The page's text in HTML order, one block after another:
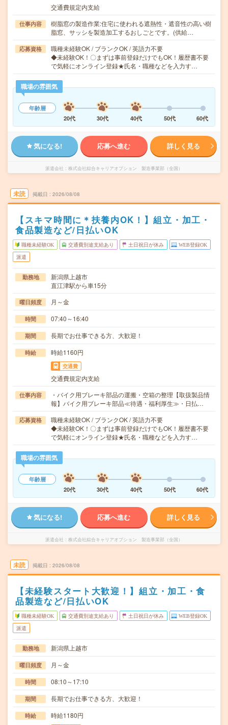
交通費規定内支給
仕事内容
樹脂窓の製造作業:住宅に使われる遮熱性・遮音性の高い樹
脂窓、サッシを製造加工するおしごとです。(供給…
応募資格
職種未経験OK / ブランクOK / 英語力不要
◆未経験OK！〇まずは事前登録だけでもOK！履歴書不要
で気軽にオンライン登録★氏名・職種などを入力す…
職場の雰囲気
年齢層
20代
30代 40代 50代 60代
気になる! 応募へ進む 詳しく見る
派遣会社 株式会社綜合キャリアオプション 製造事業部（全国）
未読 掲載日 2026/08/08
【スキマ時間に＊扶養内OK！】組立・加工・
食品製造など/日払いOK
職種未経験OK 交通費別途支給あり 土日祝日が休み WEB登録OK
派遣
勤務地
新潟県上越市
直江津駅から車15分
曜日頻度 月～金
時間 07:40～16:40
期間 長期でお仕事できる方、大歓迎！
時給 時給1160円
交通費
交通費規定内支給
仕事内容
・バイク用ブレーキ部品の運搬・空箱の整理【取扱製品情
報】バイク用ブレーキ部品≪待遇・福利厚生≫・日払…
応募資格
職種未経験OK / ブランクOK / 英語力不要
◆未経験OK！〇まずは事前登録だけでもOK！履歴書不要
で気軽にオンライン登録★氏名・職種などを入力す…
職場の雰囲気
年齢層
20代
30代 40代 50代 60代
気になる! 応募へ進む 詳しく見る
派遣会社 株式会社綜合キャリアオプション 製造事業部（全国）
未読 掲載日 2026/08/08
【未経験スタート大歓迎！】組立・加工・食
品製造など/日払いOK
職種未経験OK 交通費別途支給あり 土日祝日が休み WEB登録OK
派遣
勤務地 新潟県上越市
曜日頻度 月～金
時間 08:10～17:10
期間 長期でお仕事できる方、大歓迎！
時給 時給1180円